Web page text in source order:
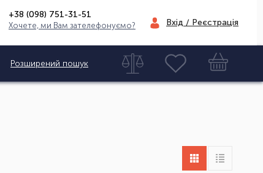
+38 (098) 751-31-51
Хочете, ми Вам зателефонуємо? Вхід / Реєстрація
Розширений пошук